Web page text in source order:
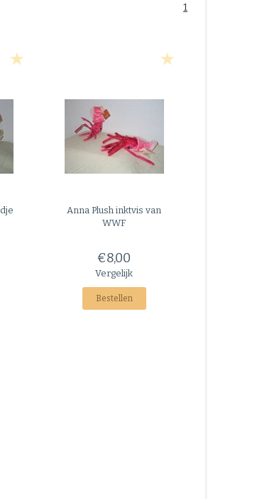
1
Anna Plush inktvis van
WWF
€8,00
Vergelijk
Bestellen